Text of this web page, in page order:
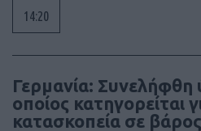
14:20
Γερμανία: Συνελήφθη
οποίος κατηγορείται
κατασκοπεία σε βάρος